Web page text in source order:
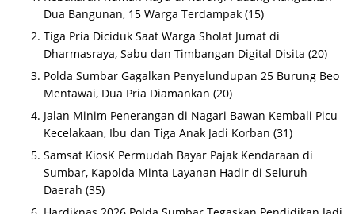
Dua Bangunan, 15 Warga Terdampak (15)
Tiga Pria Diciduk Saat Warga Sholat Jumat di
Dharmasraya, Sabu dan Timbangan Digital Disita (20)
Polda Sumbar Gagalkan Penyelundupan 25 Burung Beo
Mentawai, Dua Pria Diamankan (20)
Jalan Minim Penerangan di Nagari Bawan Kembali Picu
Kecelakaan, Ibu dan Tiga Anak Jadi Korban (31)
Samsat KiosK Permudah Bayar Pajak Kendaraan di
Sumbar, Kapolda Minta Layanan Hadir di Seluruh
Daerah (35)